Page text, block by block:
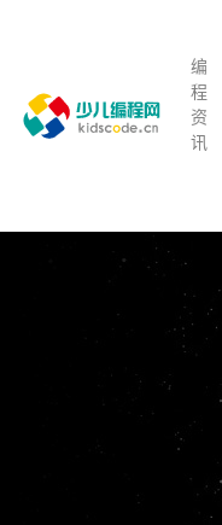
编
程
资
讯